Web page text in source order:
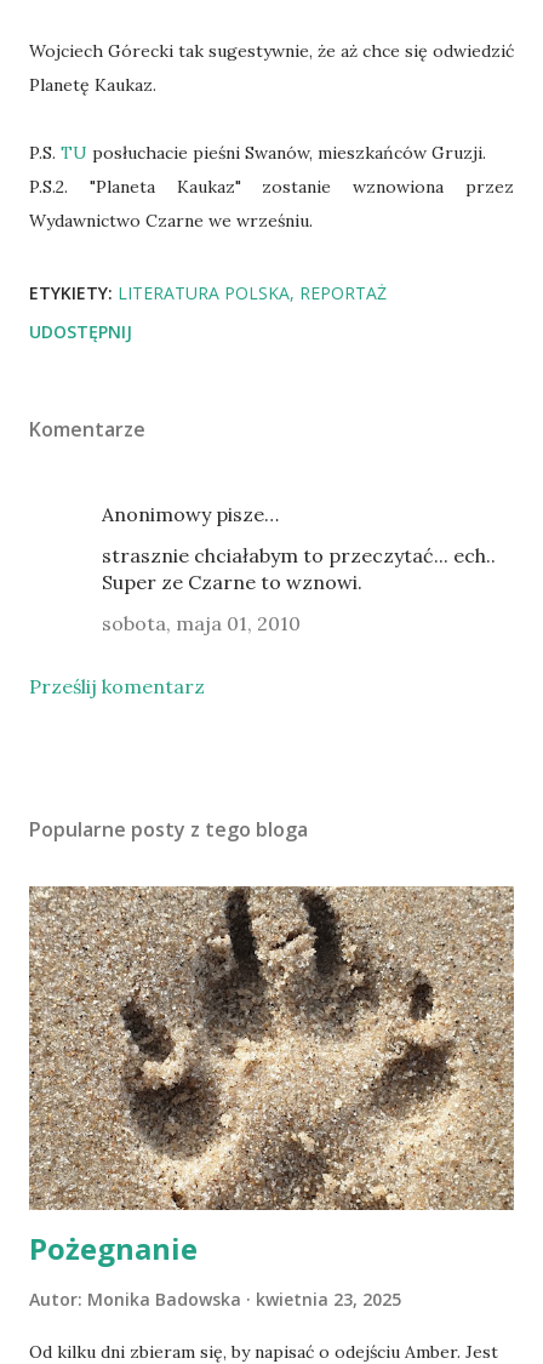
Wojciech Górecki tak sugestywnie, że aż chce się odwiedzić
Planetę Kaukaz.
P.S. TU posłuchacie pieśni Swanów, mieszkańców Gruzji.
P.S.2. "Planeta Kaukaz" zostanie wznowiona przez
Wydawnictwo Czarne we wrześniu.
ETYKIETY: LITERATURA POLSKA REPORTAŻ
UDOSTĘPNIJ
Komentarze
Anonimowy pisze…
strasznie chciałabym to przeczytać... ech..
Super ze Czarne to wznowi.
sobota, maja 01, 2010
Prześlij komentarz
Popularne posty z tego bloga
Pożegnanie
Autor: Monika Badowska kwietnia 23, 2025
Od kilku dni zbieram się, by napisać o odejściu Amber. Jest